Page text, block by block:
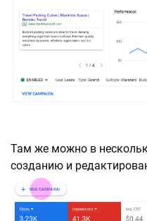
Там же можно в
созданию и